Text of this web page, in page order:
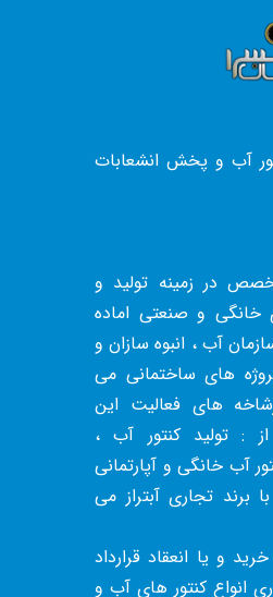
آب و پخش انشعابات
در زمینه تولید و
خانگی و صنعتی اماده
آب ، انبوه سازان و
های ساختمانی می
های فعالیت این
: تولید کنتور آب ،
آب خانگی و آپارتمانی
برند تجاری آبتراز می
و یا انعقاد قرارداد
انواع کنتور های آب و